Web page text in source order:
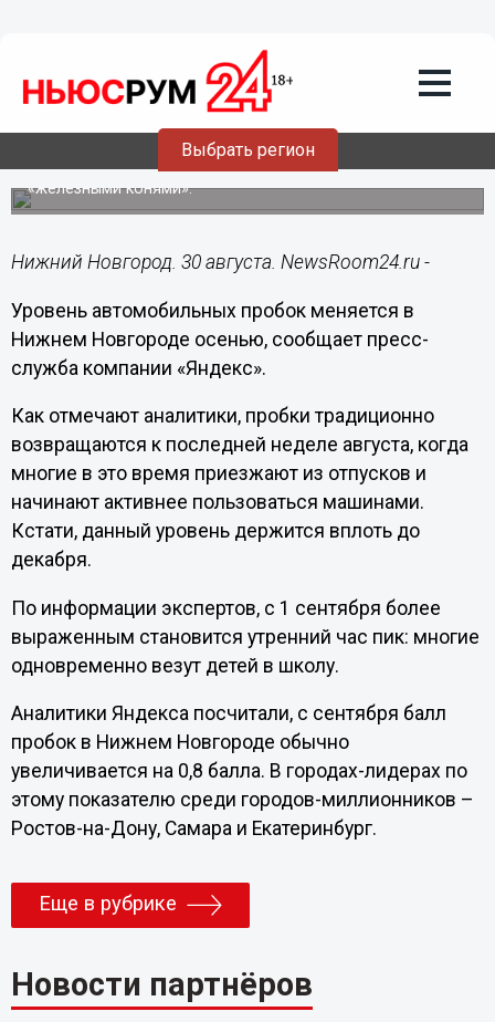
Выбрать регион
30.08.201912:36
К началу сентября в Нижний Новгород
возвращаются пробки
Автомобилисты начинают активнее пользовать
«железными конями».
Нижний Новгород. 30 августа. NewsRoom24.ru -
Уровень автомобильных пробок меняется в
Нижнем Новгороде осенью, сообщает пресс-
служба компании «Яндекс».
Как отмечают аналитики, пробки традиционно
возвращаются к последней неделе августа, когда
многие в это время приезжают из отпусков и
начинают активнее пользоваться машинами.
Кстати, данный уровень держится вплоть до
декабря.
По информации экспертов, с 1 сентября более
выраженным становится утренний час пик: многие
одновременно везут детей в школу.
Аналитики Яндекса посчитали, с сентября балл
пробок в Нижнем Новгороде обычно
увеличивается на 0,8 балла. В городах-лидерах по
этому показателю среди городов-миллионников –
Ростов-на-Дону, Самара и Екатеринбург.
Еще в рубрике
Новости партнёров